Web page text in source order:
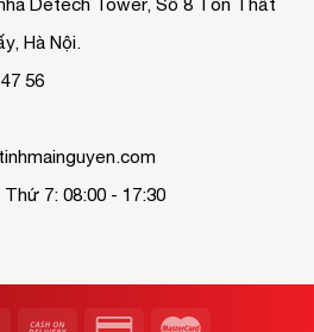
Hà Nội.
56
7: 08:00 - 17:30